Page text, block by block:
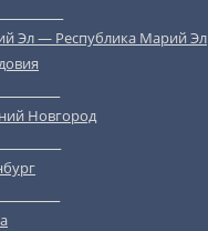
Эл — Республика Марий Эл
Новгород